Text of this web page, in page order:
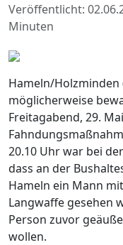
Veröffentlicht:
Minuten
Hameln/Holzminden
möglicherweise
Freitagabend, 29.
20.10 Uhr war bei
dass an der
Hameln ein Mann
Langwaffe gesehen
Person zuvor
wollen.